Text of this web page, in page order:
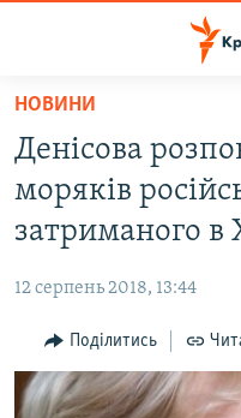
Перейти
основного
матеріалу
Перейти
до
основної
навігації
Перейти
до
пошуку
ВОДА.КРИМ
ВІДЕО ТА ФОТО
БЛОГИ
ПОГЛЯД
ІНТЕРВ'Ю
НОВИНИ
Денісова
моряків
затриманого в
12 серпень 2018, 13:44
Поділитись